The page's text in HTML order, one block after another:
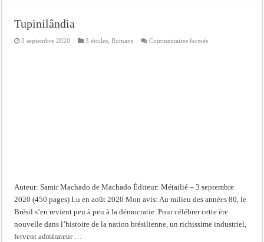
Tupinilândia
3 septembre 2020 3 étoiles ,Romans Commentaires ferméssur
Auteur: Samir Machado de Machado Éditeur: Métailié – 3 septembre
2020 (450 pages) Lu en août 2020 Mon avis: Au milieu des années 80, le
Brésil s’en revient peu à peu à la démocratie. Pour célébrer cette ère
nouvelle dans l’histoire de la nation brésilienne, un richissime industriel,
fervent admirateur …